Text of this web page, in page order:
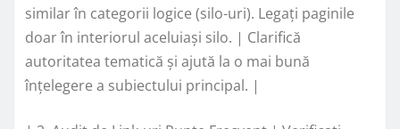
similar în categorii logice (silo-uri). Legați paginile
doar în interiorul aceluiași silo. | Clarifică
autoritatea tematică și ajută la o mai bună
înțelegere a subiectului principal. |